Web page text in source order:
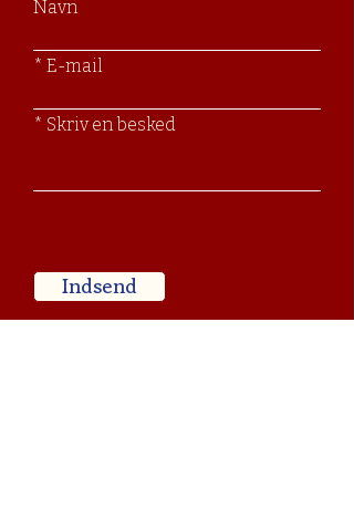
Navn
E-mail
Skriv en besked
Indsend